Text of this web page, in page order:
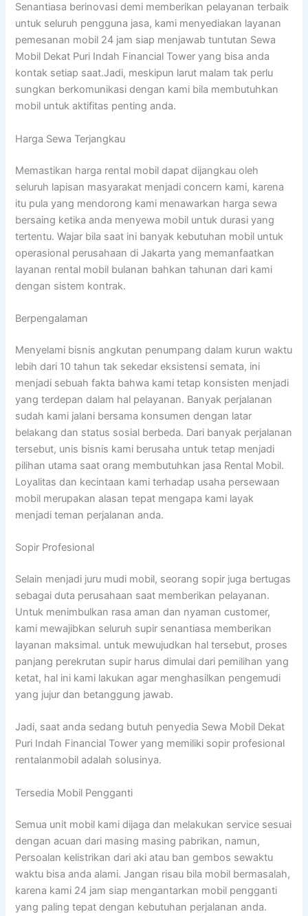
Senantiasa berinovasi demi memberikan pelayanan terbaik
untuk seluruh pengguna jasa, kami menyediakan layanan
pemesanan mobil 24 jam siap menjawab tuntutan Sewa
Mobil Dekat Puri Indah Financial Tower yang bisa anda
kontak setiap saat.Jadi, meskipun larut malam tak perlu
sungkan berkomunikasi dengan kami bila membutuhkan
mobil untuk aktifitas penting anda.
Harga Sewa Terjangkau
Memastikan harga rental mobil dapat dijangkau oleh
seluruh lapisan masyarakat menjadi concern kami, karena
itu pula yang mendorong kami menawarkan harga sewa
bersaing ketika anda menyewa mobil untuk durasi yang
tertentu. Wajar bila saat ini banyak kebutuhan mobil untuk
operasional perusahaan di Jakarta yang memanfaatkan
layanan rental mobil bulanan bahkan tahunan dari kami
dengan sistem kontrak.
Berpengalaman
Menyelami bisnis angkutan penumpang dalam kurun waktu
lebih dari 10 tahun tak sekedar eksistensi semata, ini
menjadi sebuah fakta bahwa kami tetap konsisten menjadi
yang terdepan dalam hal pelayanan. Banyak perjalanan
sudah kami jalani bersama konsumen dengan latar
belakang dan status sosial berbeda. Dari banyak perjalanan
tersebut, unis bisnis kami berusaha untuk tetap menjadi
pilihan utama saat orang membutuhkan jasa Rental Mobil.
Loyalitas dan kecintaan kami terhadap usaha persewaan
mobil merupakan alasan tepat mengapa kami layak
menjadi teman perjalanan anda.
Sopir Profesional
Selain menjadi juru mudi mobil, seorang sopir juga bertugas
sebagai duta perusahaan saat memberikan pelayanan.
Untuk menimbulkan rasa aman dan nyaman customer,
kami mewajibkan seluruh supir senantiasa memberikan
layanan maksimal. untuk mewujudkan hal tersebut, proses
panjang perekrutan supir harus dimulai dari pemilihan yang
ketat, hal ini kami lakukan agar menghasilkan pengemudi
yang jujur dan betanggung jawab.
Jadi, saat anda sedang butuh penyedia Sewa Mobil Dekat
Puri Indah Financial Tower yang memiliki sopir profesional
rentalanmobil adalah solusinya.
Tersedia Mobil Pengganti
Semua unit mobil kami dijaga dan melakukan service sesuai
dengan acuan dari masing masing pabrikan, namun,
Persoalan kelistrikan dari aki atau ban gembos sewaktu
waktu bisa anda alami. Jangan risau bila mobil bermasalah,
karena kami 24 jam siap mengantarkan mobil pengganti
yang paling tepat dengan kebutuhan perjalanan anda.